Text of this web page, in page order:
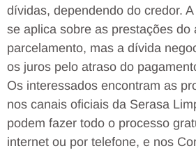
dívidas, dependendo do credor.
se aplica sobre as prestações do
parcelamento, mas a dívida
os juros pelo atraso do
Os interessados encontram as
nos canais oficiais da Serasa
podem fazer todo o processo
internet ou por telefone, e nos